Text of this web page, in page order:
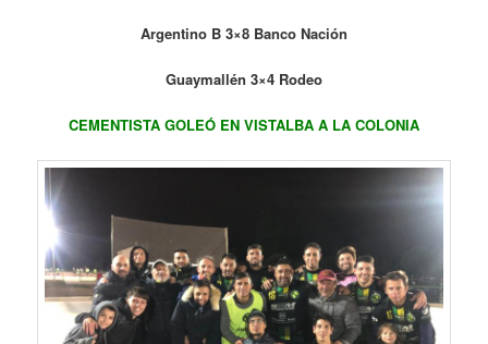
Argentino B 3×8 Banco Nación
Guaymallén 3×4 Rodeo
CEMENTISTA GOLEÓ EN VISTALBA A LA COLONIA